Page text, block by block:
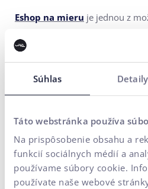
Súhlas Detaily
Táto webstránka používa
Na prispôsobenie obsahu a
funkcií sociálnych médií a
používame súbory cookie.
používate naše webové
Eshop na mieru je jednou z
commerce riešenie pre váš
internete. Hoci má
eshop na mieru tou najlepšou
základné informácie o tomaké